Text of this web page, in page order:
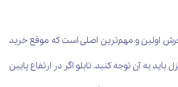
فرش اولین و مهم‌ترین اصلی است که موقع خرید
به آن توجه کنید. تابلو اگر در ارتفاع پایین